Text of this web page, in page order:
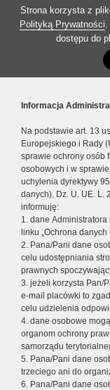
Strona korzysta z
Polityką Prywatności.
dostępu do
Informacja
Na podstawie art. 13
Europejskiego i Rady
sprawie ochrony osób
osobowych i w
uchylenia dyrektywy
danych), Dz. U. UE. L.
informuję:
1. dane
linku „Ochrona danych
2. Pana/Pani dane
celu udostępniania
prawnych
3. jeżeli korzysta Pan/
e-mail placówki to
celu udzielenia
4. dane osobowe
organom ochrony
samorządu
5. Pana/Pani dane
trzeciego ani do
6. Pana/Pani dane